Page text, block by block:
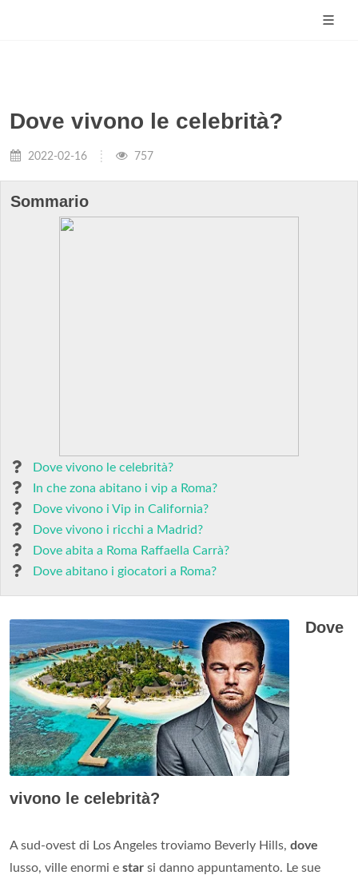
Dove vivono le celebrità?
2022-02-16 757
Sommario
Dove vivono le celebrità?
In che zona abitano i vip a Roma?
Dove vivono i Vip in California?
Dove vivono i ricchi a Madrid?
Dove abita a Roma Raffaella Carrà?
Dove abitano i giocatori a Roma?
Dove
vivono le celebrità?
A sud-ovest di Los Angeles troviamo Beverly Hills, dove
lusso, ville enormi e star si danno appuntamento. Le sue